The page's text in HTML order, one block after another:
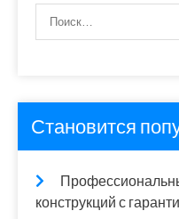
Становится
конструкций с